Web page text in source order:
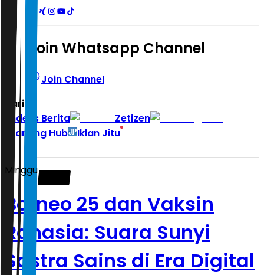
Join Whatsapp Channel
Join Channel
Hari ini
Indeks Berita
Zetizen
Learning Hub
Iklan Jitu
Minggu
Borneo 25 dan Vaksin
Rahasia: Suara Sunyi
Sastra Sains di Era Digital